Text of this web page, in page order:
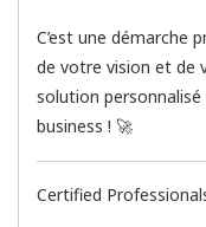
C’est une démarche
de votre vision et de
solution
business ! 🚀
Certified